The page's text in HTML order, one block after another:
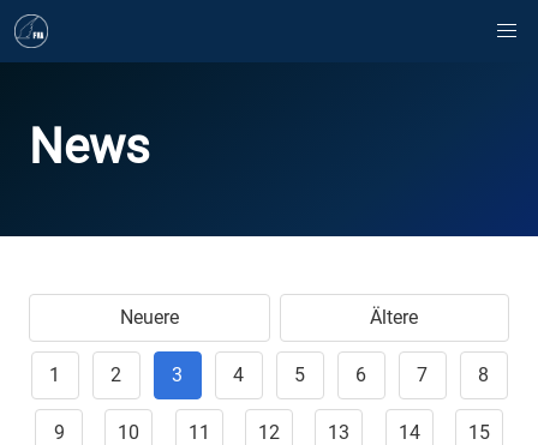
News
Neuere Ältere
1 2 3 4 5 6 7 8
9 10 11 12 13 14 15